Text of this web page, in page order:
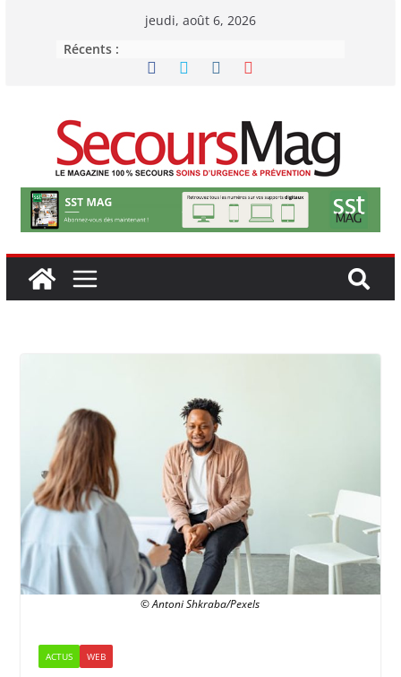
jeudi, août 6, 2026
Récents :
© Antoni Shkraba/Pexels
ACTUS WEB